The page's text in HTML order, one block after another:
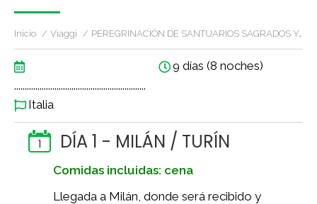
Inicio Viaggi PEREGRINACIÓN DE SANTUARIOS SAGRADOS Y…
..............................................................
9 días (8 noches)
Italia
1 DÍA 1 - MILÁN / TURÍN
Comidas incluidas: cena
Llegada a Milán, donde será recibido y